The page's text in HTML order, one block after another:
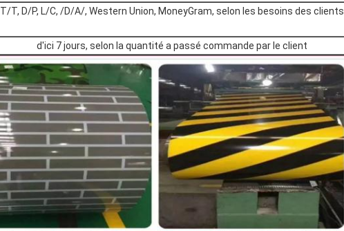
T/T, D/P, L/C, /D/A/, Western Union, MoneyGram, selon les besoins des clients
d'ici 7 jours, selon la quantité a passé commande par le client